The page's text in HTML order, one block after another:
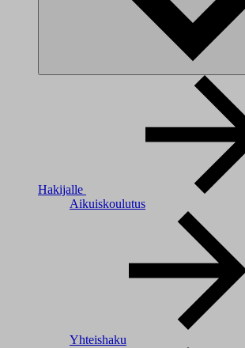
Hakijalle
Aikuiskoulutus
Yhteishaku